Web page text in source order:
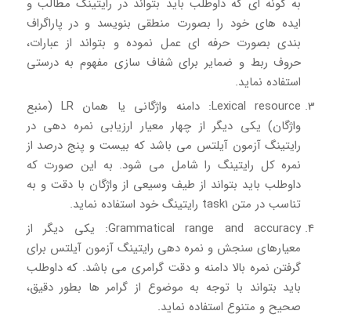
به گونه ای که داوطلب باید بتواند در رایتینگ مطالب و
ایده های خود را بصورت منطقی بنویسد و در پاراگراف
بندی بصورت حرفه ای عمل نموده و بتواند از عبارات،
حروف ربط و ضمایر برای شفاف سازی مفهوم به درستی
استفاده نماید.
Lexical resource: دامنه واژگانی یا همان LR (منبع
واژگان) یکی دیگر از چهار معیار ارزیابی نمره دهی در
رایتینگ آزمون آیلتس می باشد که بیست و پنج درصد از
نمره کل رایتینگ را شامل می شود. به این صورت که
داوطلب باید بتواند از طیف وسیعی از واژگان با دقت و به
تناسب در متن task1 رایتینگ خود استفاده نماید.
Grammatical range and accuracy: یکی دیگر از
معیارهای سنجش و نمره دهی رایتینگ آزمون آیلتس برای
گرفتن نمره بالا دامنه و دقت گرامری می باشد. که داوطلب
باید بتواند با توجه به موضوع از گرامر ها بطور دقیق،
صحیح و متنوع استفاده نماید.